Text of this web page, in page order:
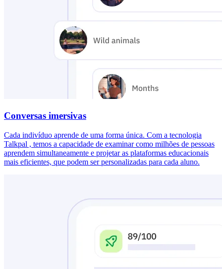
Conversas imersivas
Cada indivíduo aprende de uma forma única. Com a tecnologia
Talkpal , temos a capacidade de examinar como milhões de pessoas
aprendem simultaneamente e projetar as plataformas educacionais
mais eficientes, que podem ser personalizadas para cada aluno.